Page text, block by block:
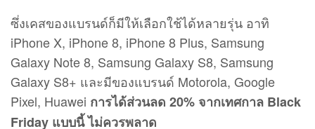
ซึ่งเคสของแบรนด์ก็มีให้เลือกใช้ได้หลายรุ่น อาทิ
iPhone X, iPhone 8, iPhone 8 Plus, Samsung
Galaxy Note 8, Samsung Galaxy S8, Samsung
Galaxy S8+ และมีของแบรนด์ Motorola, Google
Pixel, Huawei การได้ส่วนลด 20% จากเทศกาล Black
Friday แบบนี้ ไม่ควรพลาด